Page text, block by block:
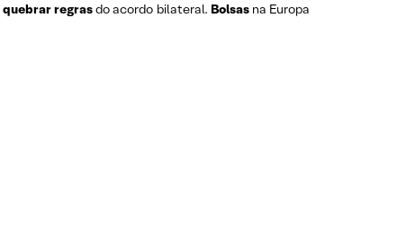
quebrar regrasdo acordo bilateral. Bolsasna Europa